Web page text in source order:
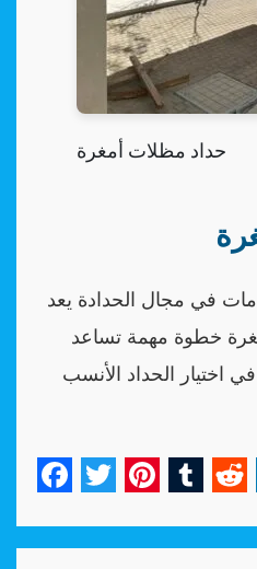
حداد مظلات أمغرة
في مجال الحدادة يعد
خطوة مهمة تساعد
اختيار الحداد الأنسب